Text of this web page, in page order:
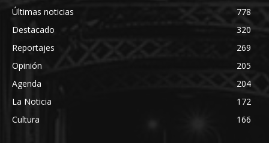
Últimas noticias
778
Destacado
320
Reportajes
269
Opinión
205
Agenda
204
La Noticia
172
Cultura
166